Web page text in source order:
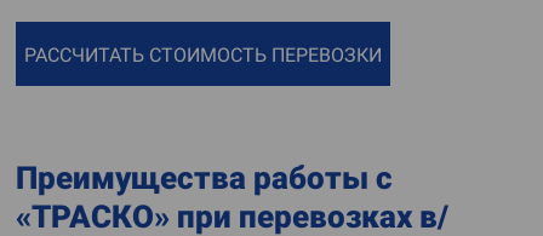
РАССЧИТАТЬ СТОИМОСТЬ ПЕРЕВОЗКИ
Преимущества работы с
«ТРАСКО» при перевозках в/